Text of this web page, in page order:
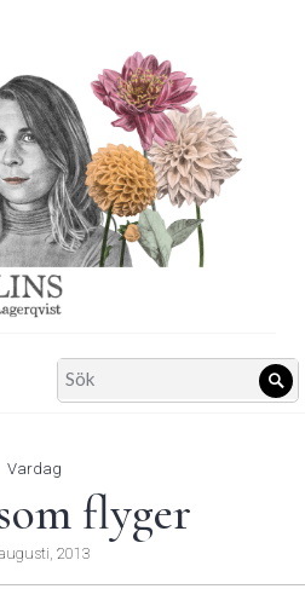
Search
for:
Vardag
flyger
2013